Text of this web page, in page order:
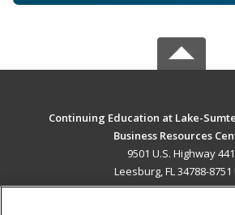
Continuing Education at Lake-
Business Resources
9501 U.S. Highway 441
Leesburg, FL 34788-8751